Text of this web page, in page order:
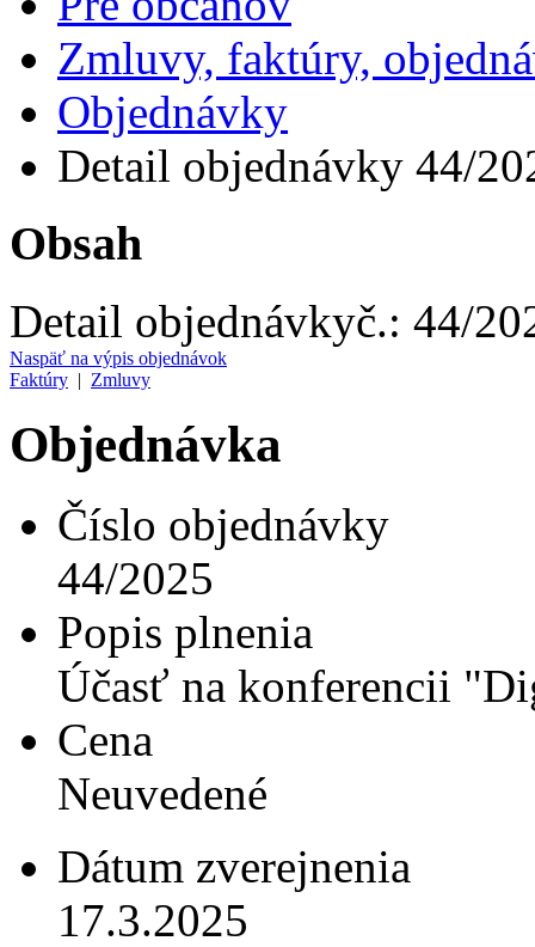
Zmluvy, faktúry,
Objednávky
Detail objednávky 44/
Obsah
Detail objednávkyč.: 44/
Naspäť na výpis objednávok
Faktúry | Zmluvy
Objednávka
Číslo objednávky
44/2025
Popis plnenia
Účasť na konferencii
Cena
Neuvedené
Dátum zverejnenia
17.3.2025